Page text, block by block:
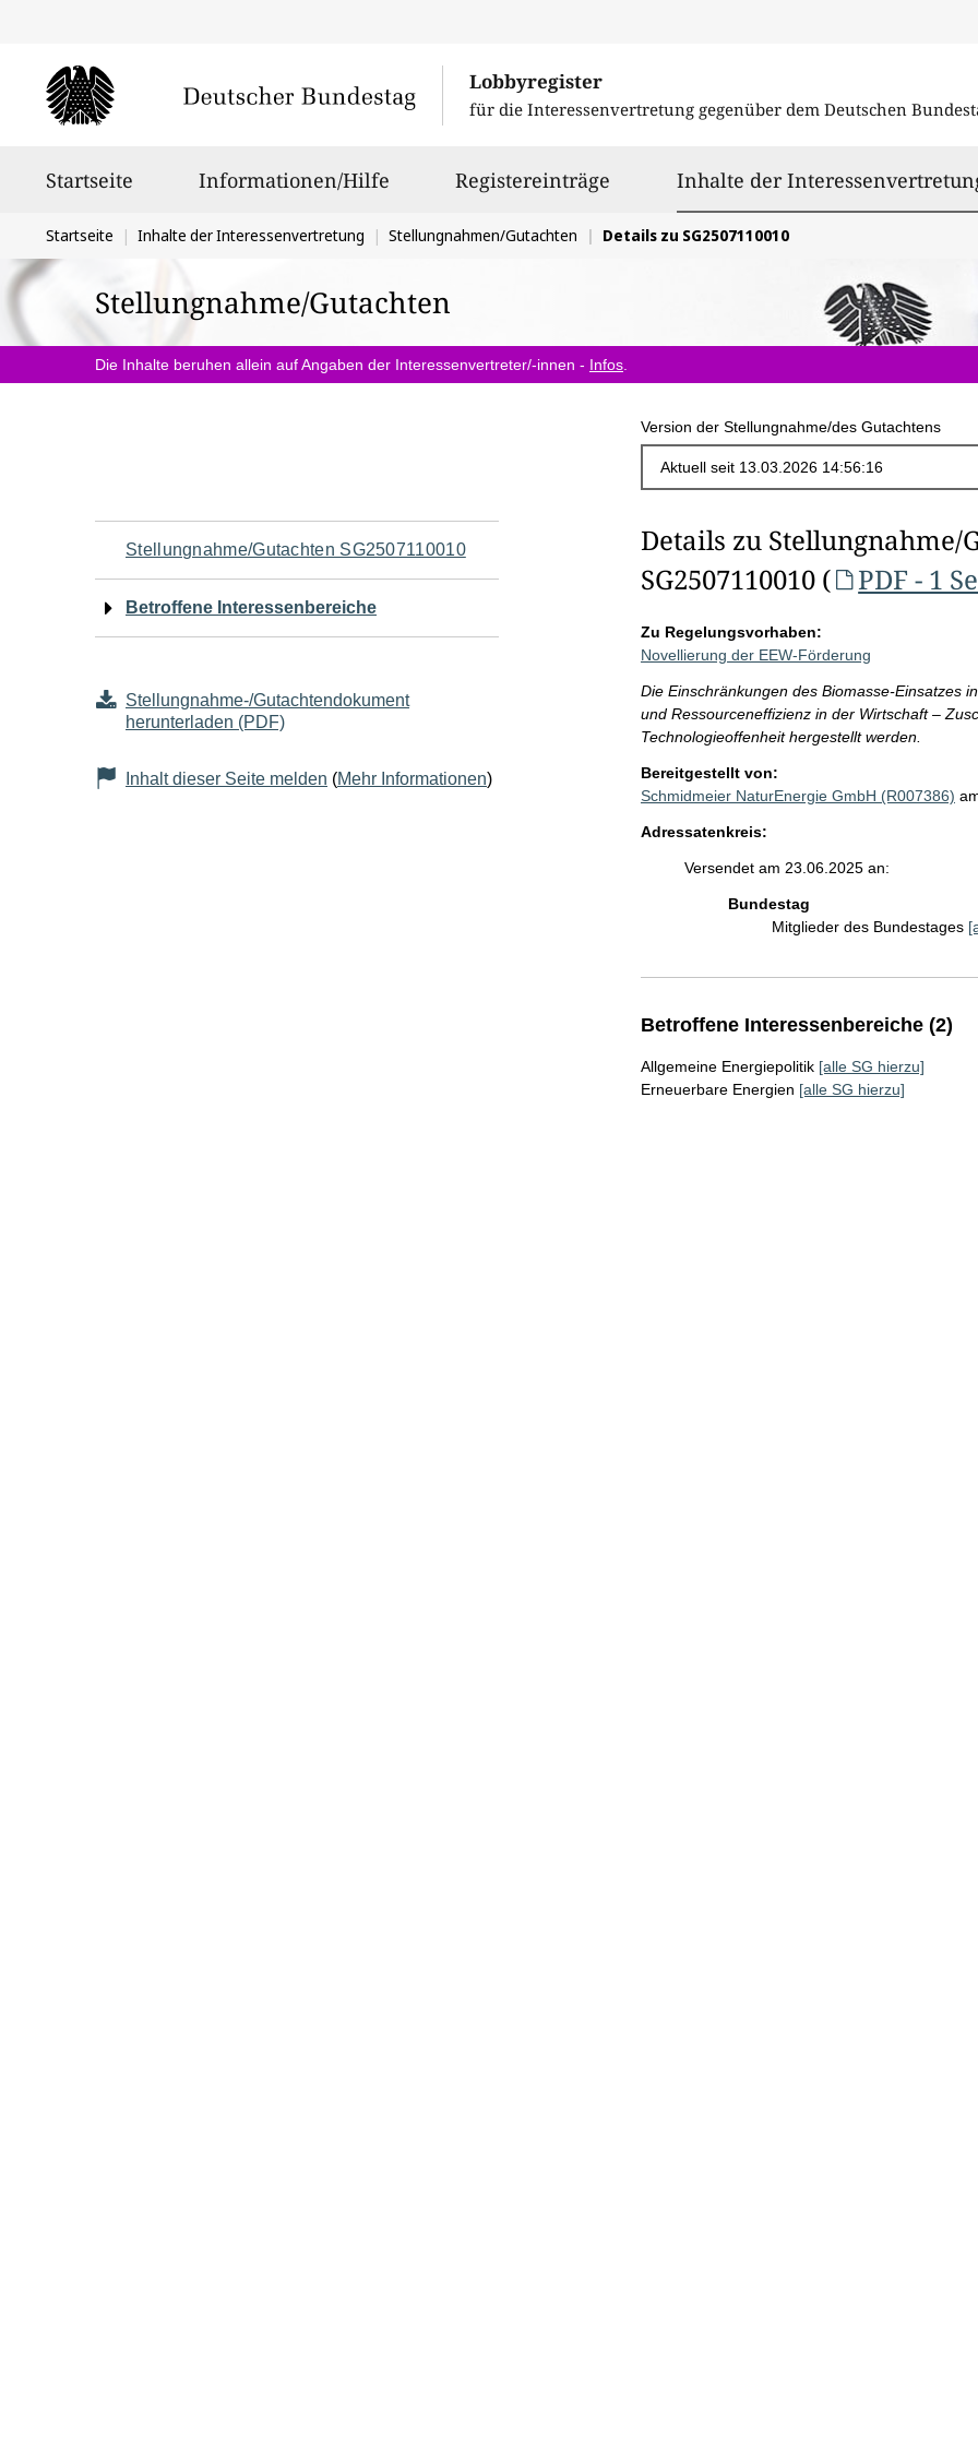
Lobbyregister
für die Interessenvertretung gegenüber dem Deutschen
Startseite Informationen/Hilfe Registereinträge Inhalte der
Sie
befinden
sich
hier:
Startseite Inhalte der Interessenvertretung Stellungnahmen/Gutachten Details zu SG2507110010
Stellungnahme/Gutachten
Die Inhalte beruhen allein auf Angaben der Interessenvertreter/-innen - Infos
Version der Stellungnahme/des Gutachtens
Navigation
für
Seiteninhalt
Stellungnahme/Gutachten SG2507110010
Betroffene Interessenbereiche
Stellungnahme-/Gutachtendokument
herunterladen (PDF)
Inhalt dieser Seite melden (Mehr Informationen)
Details zu Stellungnahme/
SG2507110010 (
PDF - 1
Zu Regelungsvorhaben:
Novellierung der EEW-Förderung
Die Einschränkungen des Biomasse-Einsatzes
und Ressourceneffizienz in der Wirtschaft –
Technologieoffenheit hergestellt werden.
Bereitgestellt von:
Schmidmeier NaturEnergie GmbH (R007386)
Adressatenkreis:
Versendet am 23.06.2025 an:
Bundestag
Mitglieder des Bundestages
Betroffene Interessenbereiche (2)
Allgemeine Energiepolitik [alle SG hierzu]
Erneuerbare Energien [alle SG hierzu]